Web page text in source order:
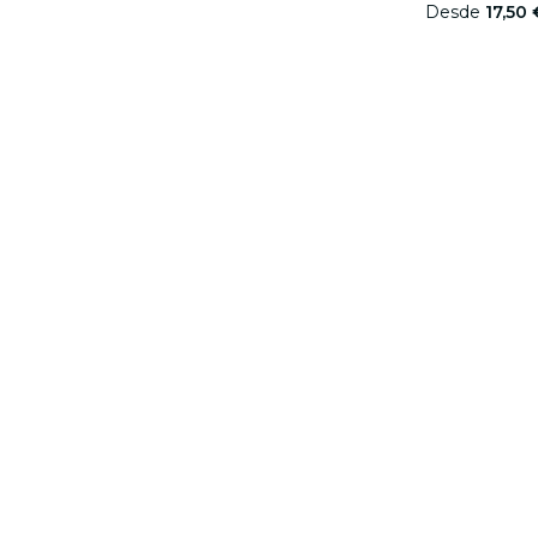
Desde 17,50